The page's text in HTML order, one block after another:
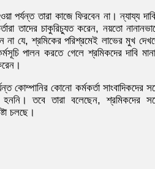
পর্যন্ত তারা কাজে ফিরবেন না। ন্যায্য
তাদের চাকুরিচ্যুত করেন, নয়তো
না যে, শ্রমিকের পরিশ্রমেই লাভের মুখ
পালন করতে গেলে শ্রমিকদের দাবি
কোম্পানির কোনো কর্মকর্তা সাংবাদিকদের
তবে তারা বলেছেন, শ্রমিকদের
চলছে।